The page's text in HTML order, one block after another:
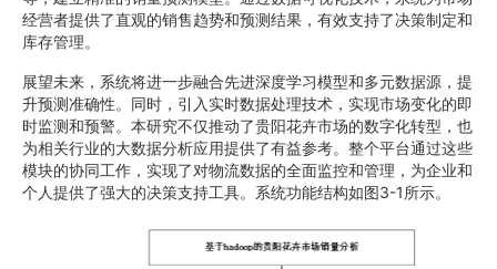
经营者提供了直观的销售趋势和预测结果，有效支持了决策制定和
库存管理。
展望未来，系统将进一步融合先进深度学习模型和多元数据源，提
升预测准确性。同时，引入实时数据处理技术，实现市场变化的即
时监测和预警。本研究不仅推动了贵阳花卉市场的数字化转型，也
为相关行业的大数据分析应用提供了有益参考。整个平台通过这些
模块的协同工作，实现了对物流数据的全面监控和管理，为企业和
个人提供了强大的决策支持工具。系统功能结构如图3-1所示。